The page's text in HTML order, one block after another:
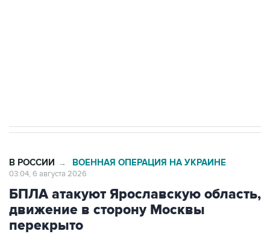
В РОССИИ → ВОЕННАЯ ОПЕРАЦИЯ НА УКРАИНЕ
03:04, 6 августа 2026
БПЛА атакуют Ярославскую область,
движение в сторону Москвы
перекрыто